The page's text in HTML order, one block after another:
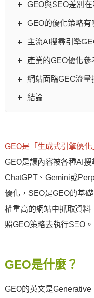
GEO與SEO差別在
GEO的優化策略有
主流AI搜尋引擎
產業的GEO優化參
網站面臨GEO流量
結論
GEO是「生成式引擎優化
GEO是讓內容被各種AI
ChatGPT、Gemini或
優化，SEO是GEO的基
權重高的網站中抓取資料
照GEO策略去執行SEO。
GEO是什麼？
GEO的英文是